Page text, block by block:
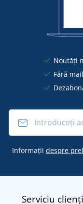
Noutăți
Fără
Informații despre
Serviciu clienți